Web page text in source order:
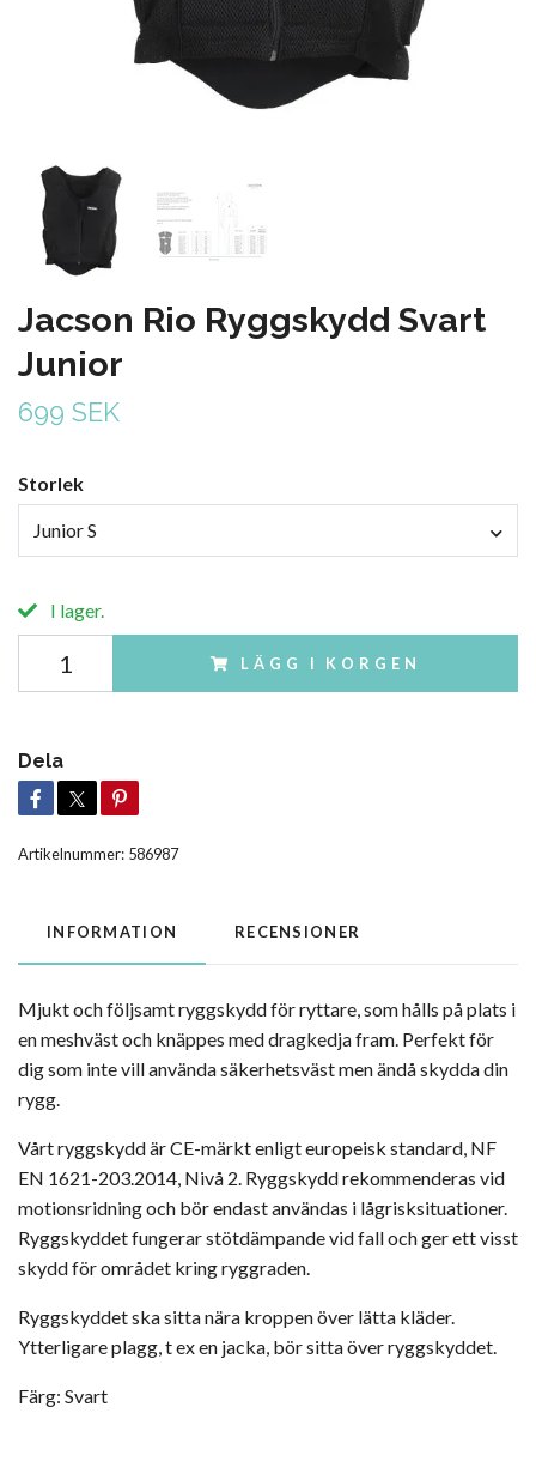
Jacson Rio Ryggskydd Svart
Junior
699 SEK
Storlek
Junior S
I lager.
LÄGG I KORGEN
Dela
Artikelnummer: 586987
INFORMATION RECENSIONER
Mjukt och följsamt ryggskydd för ryttare, som hålls på plats i
en meshväst och knäppes med dragkedja fram. Perfekt för
dig som inte vill använda säkerhetsväst men ändå skydda din
rygg.
Vårt ryggskydd är CE-märkt enligt europeisk standard, NF
EN 1621-203.2014, Nivå 2. Ryggskydd rekommenderas vid
motionsridning och bör endast användas i lågrisksituationer.
Ryggskyddet fungerar stötdämpande vid fall och ger ett visst
skydd för området kring ryggraden.
Ryggskyddet ska sitta nära kroppen över lätta kläder.
Ytterligare plagg, t ex en jacka, bör sitta över ryggskyddet.
Färg: Svart